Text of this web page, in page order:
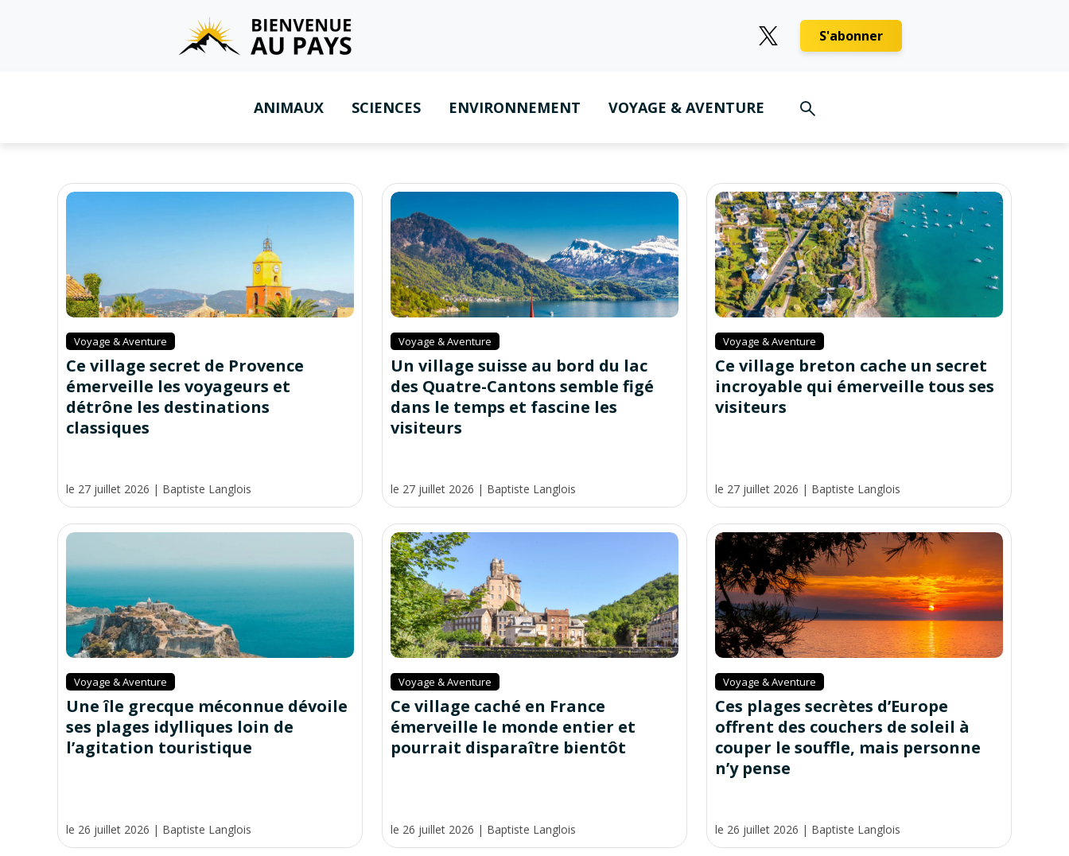
S'abonner
ANIMAUX SCIENCES ENVIRONNEMENT VOYAGE & AVENTURE
Voyage & Aventure
Ce village secret de Provence
émerveille les voyageurs et
détrône les destinations
classiques
le 27 juillet 2026 | Baptiste Langlois
Voyage & Aventure
Un village suisse au bord du lac
des Quatre-Cantons semble figé
dans le temps et fascine les
visiteurs
le 27 juillet 2026 | Baptiste Langlois
Voyage & Aventure
Ce village breton cache un secret
incroyable qui émerveille tous ses
visiteurs
le 27 juillet 2026 | Baptiste Langlois
Voyage & Aventure
Une île grecque méconnue dévoile
ses plages idylliques loin de
l’agitation touristique
le 26 juillet 2026 | Baptiste Langlois
Voyage & Aventure
Ce village caché en France
émerveille le monde entier et
pourrait disparaître bientôt
le 26 juillet 2026 | Baptiste Langlois
Voyage & Aventure
Ces plages secrètes d’Europe
offrent des couchers de soleil à
couper le souffle, mais personne
n’y pense
le 26 juillet 2026 | Baptiste Langlois